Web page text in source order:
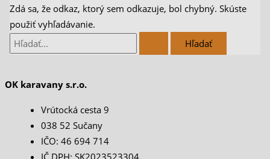
Zdá sa, že odkaz, ktorý sem odkazuje, bol chybný. Skúste
použiť vyhľadávanie.
OK karavany s.r.o.
Vrútocká cesta 9
038 52 Sučany
IČO: 46 694 714
IČ DPH: SK2023523304